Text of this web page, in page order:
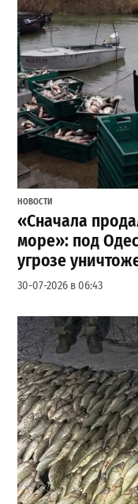
НОВОСТИ
«Сначала
море»: под
угрозе
30-07-2026 в 06:43